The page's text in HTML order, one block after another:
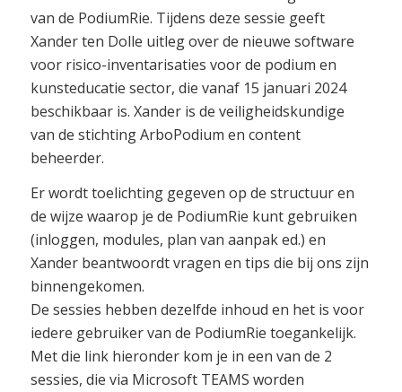
van de PodiumRie. Tijdens deze sessie geeft
Xander ten Dolle uitleg over de nieuwe software
voor risico-inventarisaties voor de podium en
kunsteducatie sector, die vanaf 15 januari 2024
beschikbaar is. Xander is de veiligheidskundige
van de stichting ArboPodium en content
beheerder.
Er wordt toelichting gegeven op de structuur en
de wijze waarop je de PodiumRie kunt gebruiken
(inloggen, modules, plan van aanpak ed.) en
Xander beantwoordt vragen en tips die bij ons zijn
binnengekomen.
De sessies hebben dezelfde inhoud en het is voor
iedere gebruiker van de PodiumRie toegankelijk.
Met die link hieronder kom je in een van de 2
sessies, die via Microsoft TEAMS worden